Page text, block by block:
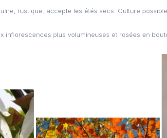
rustique, accepte les étés secs. Culture
inflorescences plus volumineuses et rosées en